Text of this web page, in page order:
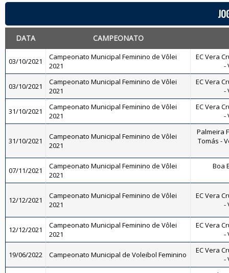
DATA CAMPEONATO
03/10/2021
Campeonato Municipal Feminino de Vôlei
2021
EC Vera
-
03/10/2021
Campeonato Municipal Feminino de Vôlei
2021
EC Vera
-
31/10/2021
Campeonato Municipal Feminino de Vôlei
2021
EC Vera
-
31/10/2021
Campeonato Municipal Feminino de Vôlei
2021
Palmeira
Tomás -
07/11/2021
Campeonato Municipal Feminino de Vôlei
2021
Boa
12/12/2021
Campeonato Municipal Feminino de Vôlei
2021
EC Vera
-
12/12/2021
Campeonato Municipal Feminino de Vôlei
2021
EC Vera
-
19/06/2022 Campeonato Municipal de Voleibol Feminino
EC Vera
-